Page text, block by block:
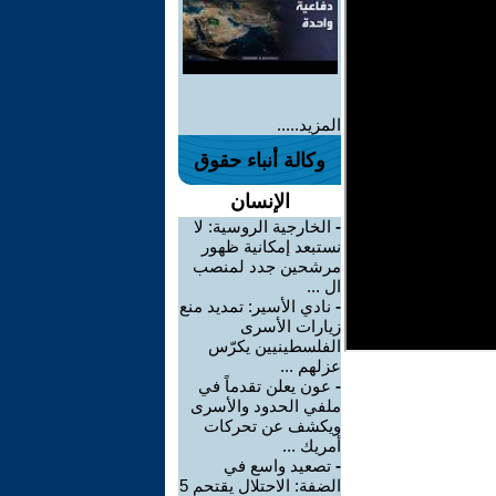
المزيد.....
وكالة أنباء حقوق
الإنسان
- الخارجية الروسية: لا
نستبعد إمكانية ظهور
مرشحين جدد لمنصب
ال ...
- نادي الأسير: تمديد منع
زيارات الأسرى
الفلسطينيين يكرّس
عزلهم ...
- عون يعلن تقدماً في
ملفي الحدود والأسرى
ويكشف عن تحركات
أمريك ...
- تصعيد واسع في
الضفة: الاحتلال يقتحم 5